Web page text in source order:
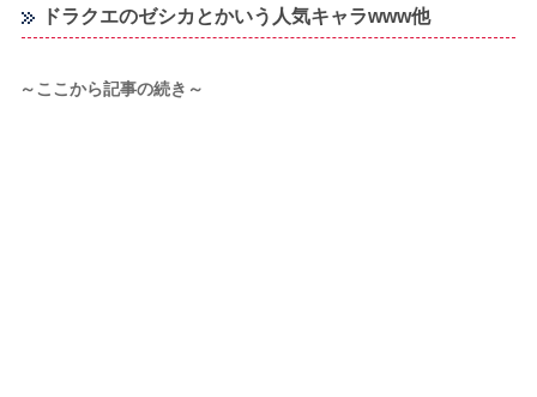
ドラクエのゼシカとかいう人気キャラwww他
～ここから記事の続き～